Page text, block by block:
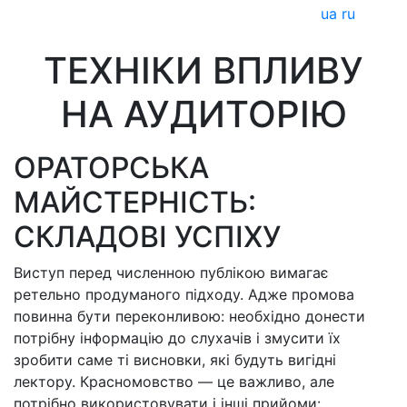
ua ru
ТЕХНІКИ ВПЛИВУ
НА АУДИТОРІЮ
ОРАТОРСЬКА
МАЙСТЕРНІСТЬ:
СКЛАДОВІ УСПІХУ
Виступ перед численною публікою вимагає
ретельно продуманого підходу. Адже промова
повинна бути переконливою: необхідно донести
потрібну інформацію до слухачів і змусити їх
зробити саме ті висновки, які будуть вигідні
лектору. Красномовство — це важливо, але
потрібно використовувати і інші прийоми: